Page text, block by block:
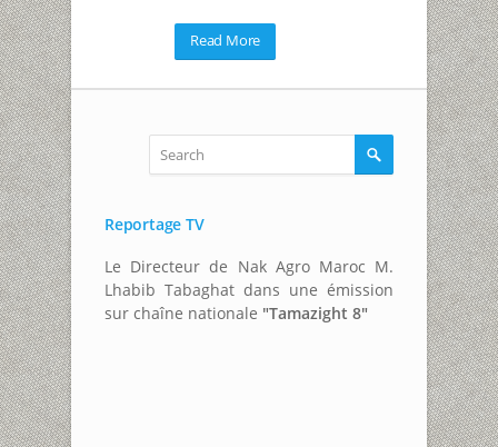
Read More
Reportage TV
Le Directeur de Nak Agro Maroc M.
Lhabib Tabaghat dans une émission
sur chaîne nationale "Tamazight 8"